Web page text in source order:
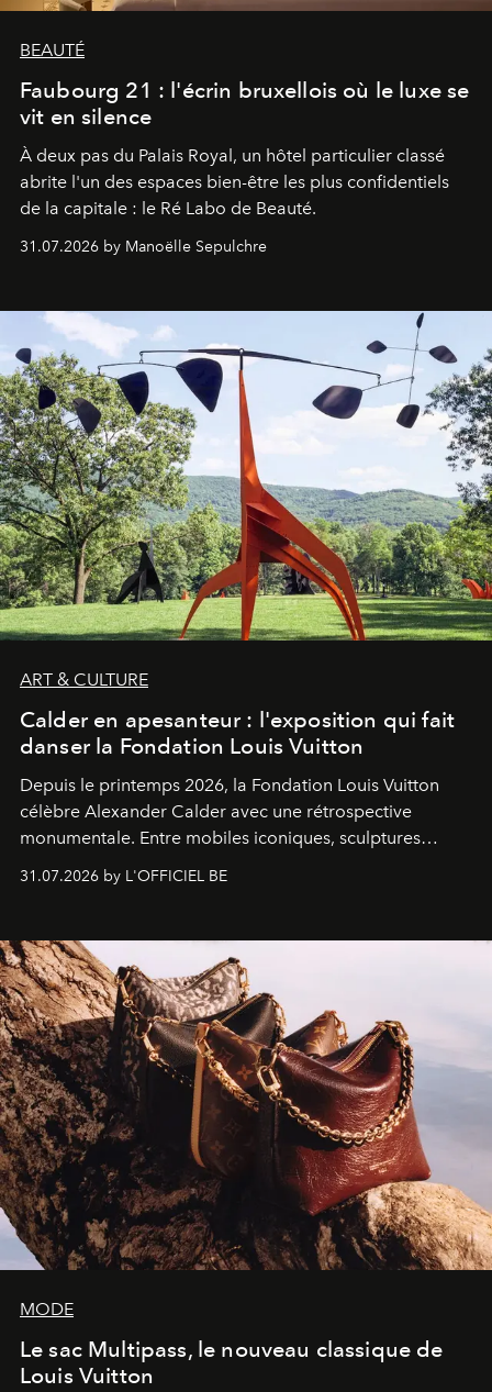
BEAUTÉ
Faubourg 21 : l'écrin bruxellois où le luxe se
vit en silence
À deux pas du Palais Royal, un hôtel particulier classé
abrite l'un des espaces bien-être les plus confidentiels
de la capitale : le Ré Labo de Beauté.
31.07.2026 by Manoëlle Sepulchre
ART & CULTURE
Calder en apesanteur : l'exposition qui fait
danser la Fondation Louis Vuitton
Depuis le printemps 2026, la Fondation Louis Vuitton
célèbre Alexander Calder avec une rétrospective
monumentale. Entre mobiles iconiques, sculptures
américain investit les espaces imaginés par Frank Gehry
sculpture.
31.07.2026 by L'OFFICIEL BE
MODE
Le sac Multipass, le nouveau classique de
Louis Vuitton